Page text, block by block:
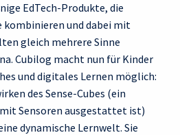
EdTech-Produkte, die
kombinieren und dabei mit
gleich mehrere Sinne
Cubilog macht nun für Kinder
und digitales Lernen möglich:
des Sense-Cubes (ein
Sensoren ausgestattet ist)
dynamische Lernwelt. Sie